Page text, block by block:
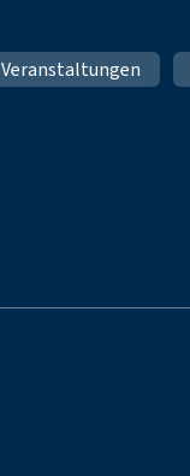
Veranstaltungen